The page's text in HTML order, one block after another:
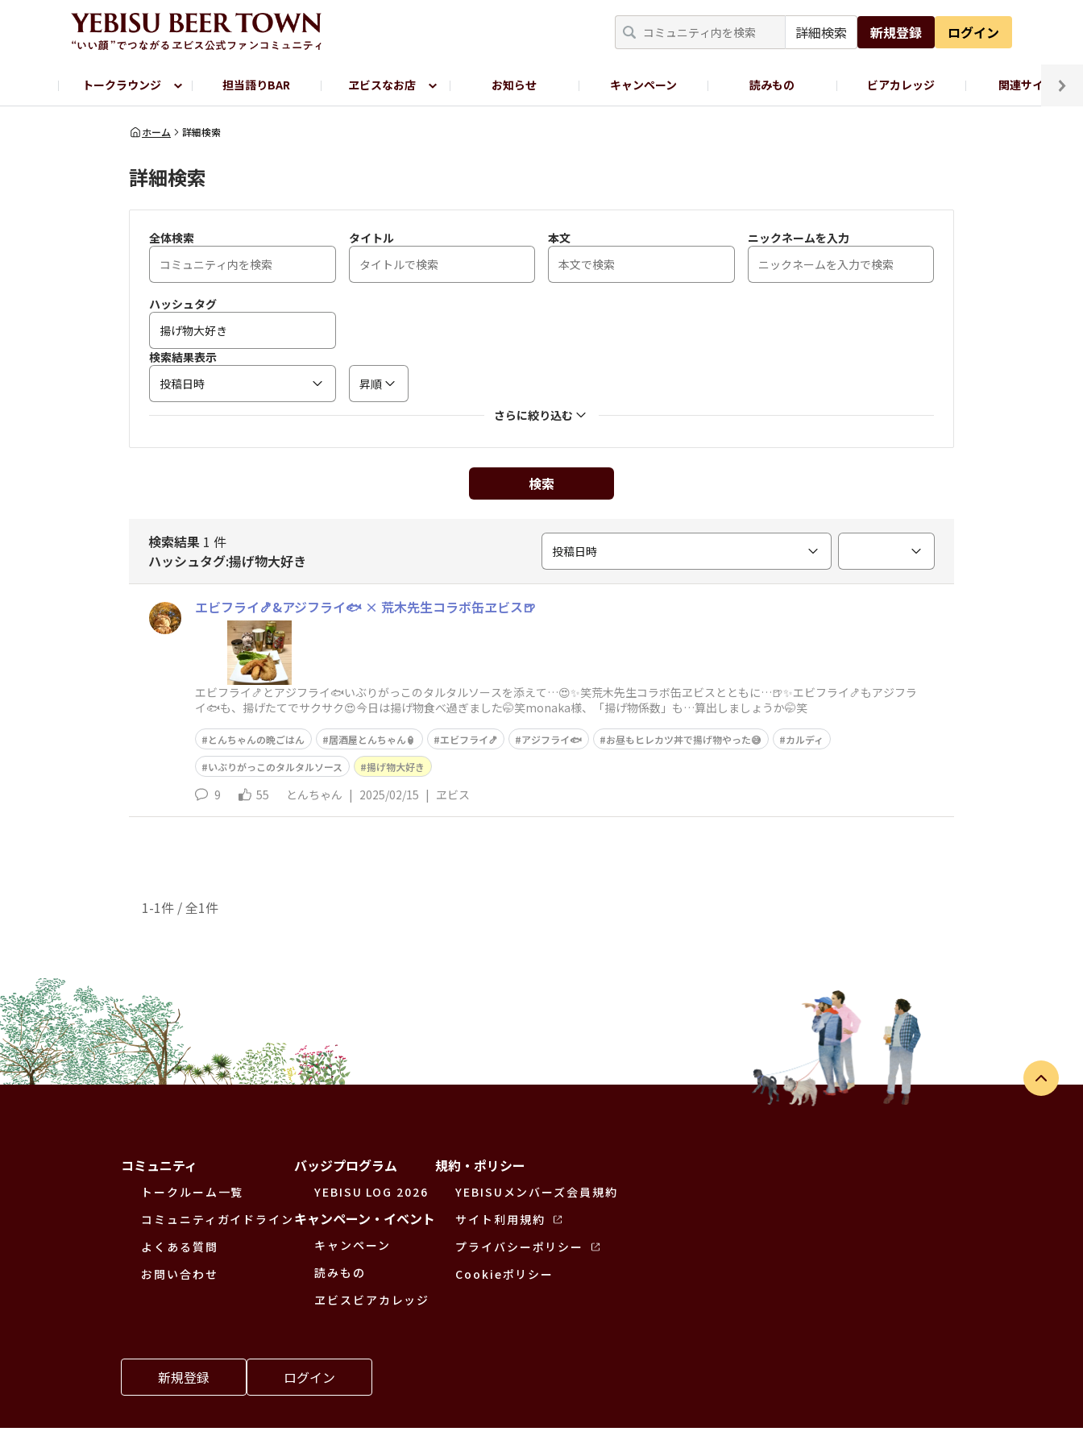
詳細検索 新規登録 ログイン
トークラウンジ
フリートーク
担当語りBAR ヱビスなお店
ヱビス提供店情報
お知らせ キャンペーン 読みもの ビアカレッジ 関連サイト
ヱビスブランドサイト
サッポロビール公式Instagram
ホーム 詳細検索
詳細検索
全体検索 タイトル 本文 ニックネームを入力
ハッシュタグ
検索結果表示
投稿日時
昇順
さらに絞り込む
検索
検索結果 1 件
ハッシュタグ:揚げ物大好き
投稿日時
エビフライ🍤&アジフライ🐟 × 荒木先生コラボ缶ヱビス🍺
エビフライ🍤とアジフライ🐟いぶりがっこのタルタルソースを添えて…😍✨笑荒木先生コラボ缶ヱビスとともに…🍺✨エビフライ🍤もアジフラ
イ🐟も、揚げたてでサクサク😍今日は揚げ物食べ過ぎました🤭笑monaka様、「揚げ物係数」も…算出しましょうか🤭笑
とんちゃんの晩ごはん 居酒屋とんちゃん🏮 エビフライ🍤 アジフライ🐟 お昼もヒレカツ丼で揚げ物やった😅
カルディ
いぶりがっこのタルタルソース
揚げ物大好き
9 55 とんちゃん | 2025/02/15 | ヱビス
1-1件 / 全1件
コミュニティ
トークルーム一覧
コミュニティガイドライン
よくある質問
お問い合わせ
バッジプログラム
YEBISU LOG 2026
キャンペーン・イベント
キャンペーン
読みもの
ヱビスビアカレッジ
規約・ポリシー
YEBISUメンバーズ会員規約
サイト利用規約
プライバシーポリシー
Cookieポリシー
新規登録 ログイン